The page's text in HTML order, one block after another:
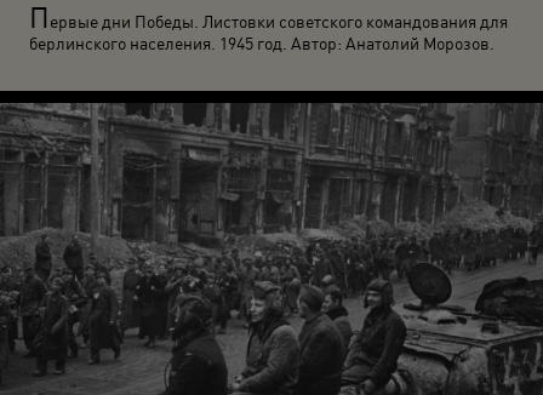
Первые дни Победы. Листовки советского командования для
берлинского населения. 1945 год. Автор: Анатолий Морозов.